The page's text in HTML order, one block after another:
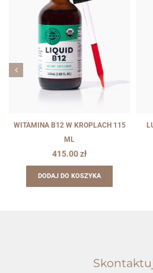
WITAMINA B12 W KROPLACH 115
ML
415.00zł
DODAJ DO KOSZYKA